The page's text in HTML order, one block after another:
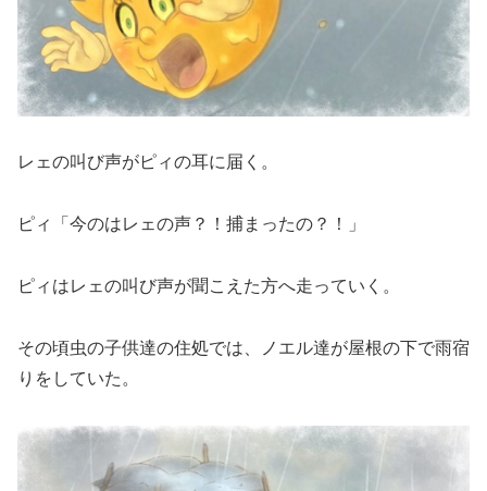
レェの叫び声がピィの耳に届く。
ピィ「今のはレェの声？！捕まったの？！」
ピィはレェの叫び声が聞こえた方へ走っていく。
その頃虫の子供達の住処では、ノエル達が屋根の下で雨宿
りをしていた。